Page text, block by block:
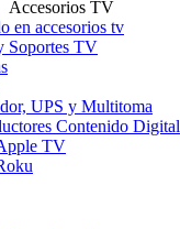
Accesorios TV
en accesorios tv
Soportes TV
UPS y Multitoma
Contenido Digital
TV